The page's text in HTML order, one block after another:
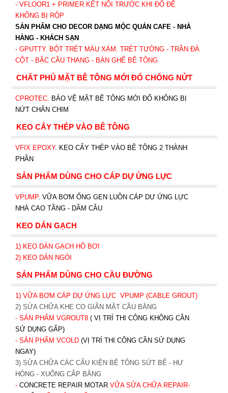
- VFLOOR1+ PRIMER KẾT NỐI TRƯỚC KHI ĐỔ ĐỂ
KHÔNG BỊ RỘP
SẢN PHẨM CHO DECOR DẠNG MỘC QUÁN CAFE - NHÀ
HÀNG - KHÁCH SẠN
- GPUTTY. BỘT TRÉT MÀU XÁM. TRÉT TƯỜNG - TRẦN ĐÀ
CỘT - BẬC CẦU THANG - BÀN GHẾ BÊ TÔNG
CHẤT PHỦ MẶT BÊ TÔNG MỚI ĐỔ CHỐNG NỨT
CPROTEC. BẢO VỆ MẶT BÊ TÔNG MỚI ĐỔ KHÔNG BỊ
NỨT CHÂN CHIM
KEO CẤY THÉP VÀO BÊ TÔNG
VFIX EPOXY. KEO CẤY THÉP VÀO BÊ TÔNG 2 THÀNH
PHẦN
SẢN PHẨM DÙNG CHO CÁP DỰ ỨNG LỰC
VPUMP. VỮA BƠM ỐNG GEN LUỒN CÁP DỰ ỨNG LỰC
NHÀ CAO TẦNG - DẦM CẦU
KEO DÁN GẠCH
1) KEO DÁN GẠCH HỒ BƠI
2) KEO DÁN NGÓI
SẢN PHẨM DÙNG CHO CẦU ĐƯỜNG
1) VỮA BƠM CÁP DỰ ỨNG LỰC VPUMP (CABLE GROUT)
2) SỬA CHỮA KHE CO GIÃN MẶT CẦU BẰNG
- SẢN PHẨM VGROUT8 ( VỊ TRÍ THI CÔNG KHÔNG CẦN
SỬ DỤNG GẤP)
- SẢN PHẨM VCOLD (VỊ TRÍ THI CÔNG CẦN SỬ DỤNG
NGAY)
3) SỬA CHỮA CÁC CẤU KIỆN BÊ TÔNG SỨT BỂ - HƯ
HỎNG - XUỐNG CẤP BẰNG
- CONCRETE REPAIR MOTAR VỮA SỬA CHỮA REPAIR-